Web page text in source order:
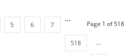
Page 1 of 518
5 6 7
...
518 ...